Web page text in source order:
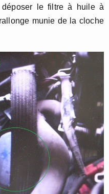
déposer le filtre à huile à
munie de la cloche